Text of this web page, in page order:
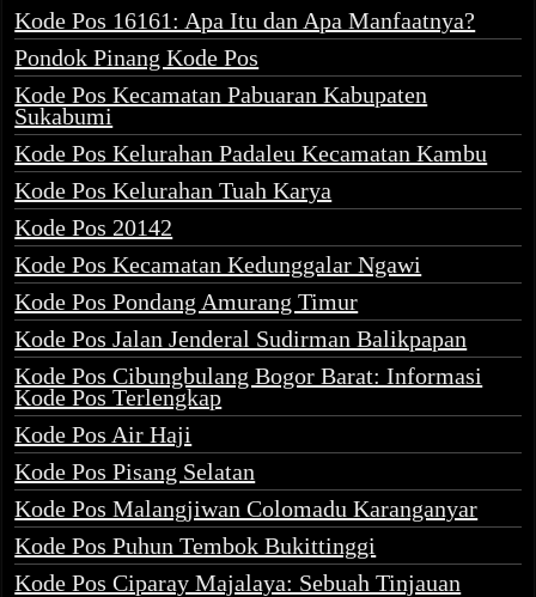
Kode Pos 16161: Apa Itu dan Apa Manfaatnya?
Pondok Pinang Kode Pos
Kode Pos Kecamatan Pabuaran Kabupaten
Sukabumi
Kode Pos Kelurahan Padaleu Kecamatan Kambu
Kode Pos Kelurahan Tuah Karya
Kode Pos 20142
Kode Pos Kecamatan Kedunggalar Ngawi
Kode Pos Pondang Amurang Timur
Kode Pos Jalan Jenderal Sudirman Balikpapan
Kode Pos Cibungbulang Bogor Barat: Informasi
Kode Pos Terlengkap
Kode Pos Air Haji
Kode Pos Pisang Selatan
Kode Pos Malangjiwan Colomadu Karanganyar
Kode Pos Puhun Tembok Bukittinggi
Kode Pos Ciparay Majalaya: Sebuah Tinjauan